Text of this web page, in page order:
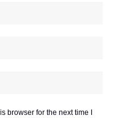
browser for the next time I